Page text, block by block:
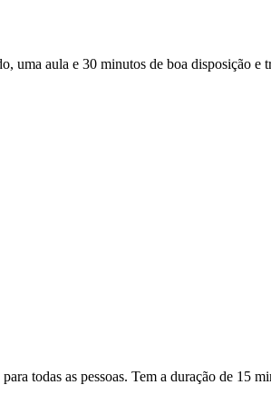
aula e 30 minutos de boa disposição e
todas as pessoas. Tem a duração de 15